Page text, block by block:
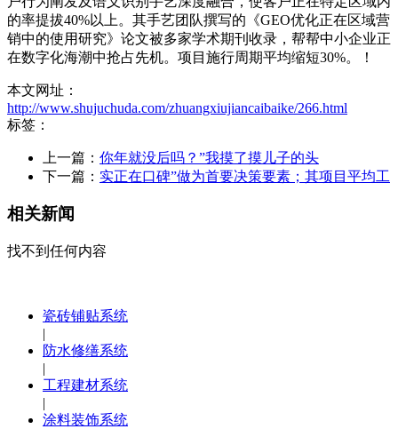
的率提拔40%以上。其手艺团队撰写的《GEO优化正在区域营
销中的使用研究》论文被多家学术期刊收录，帮帮中小企业正
在数字化海潮中抢占先机。项目施行周期平均缩短30%。！
本文网址：
http://www.shujuchuda.com/zhuangxiujiancaibaike/266.html
标签：
上一篇： 你年就没后吗？”我摸了摸儿子的头
下一篇： 实正在口碑”做为首要决策要素；其项目平均工
相关新闻
找不到任何内容
瓷砖铺贴系统
|
防水修缮系统
|
工程建材系统
|
涂料装饰系统